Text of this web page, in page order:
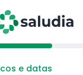
e datas